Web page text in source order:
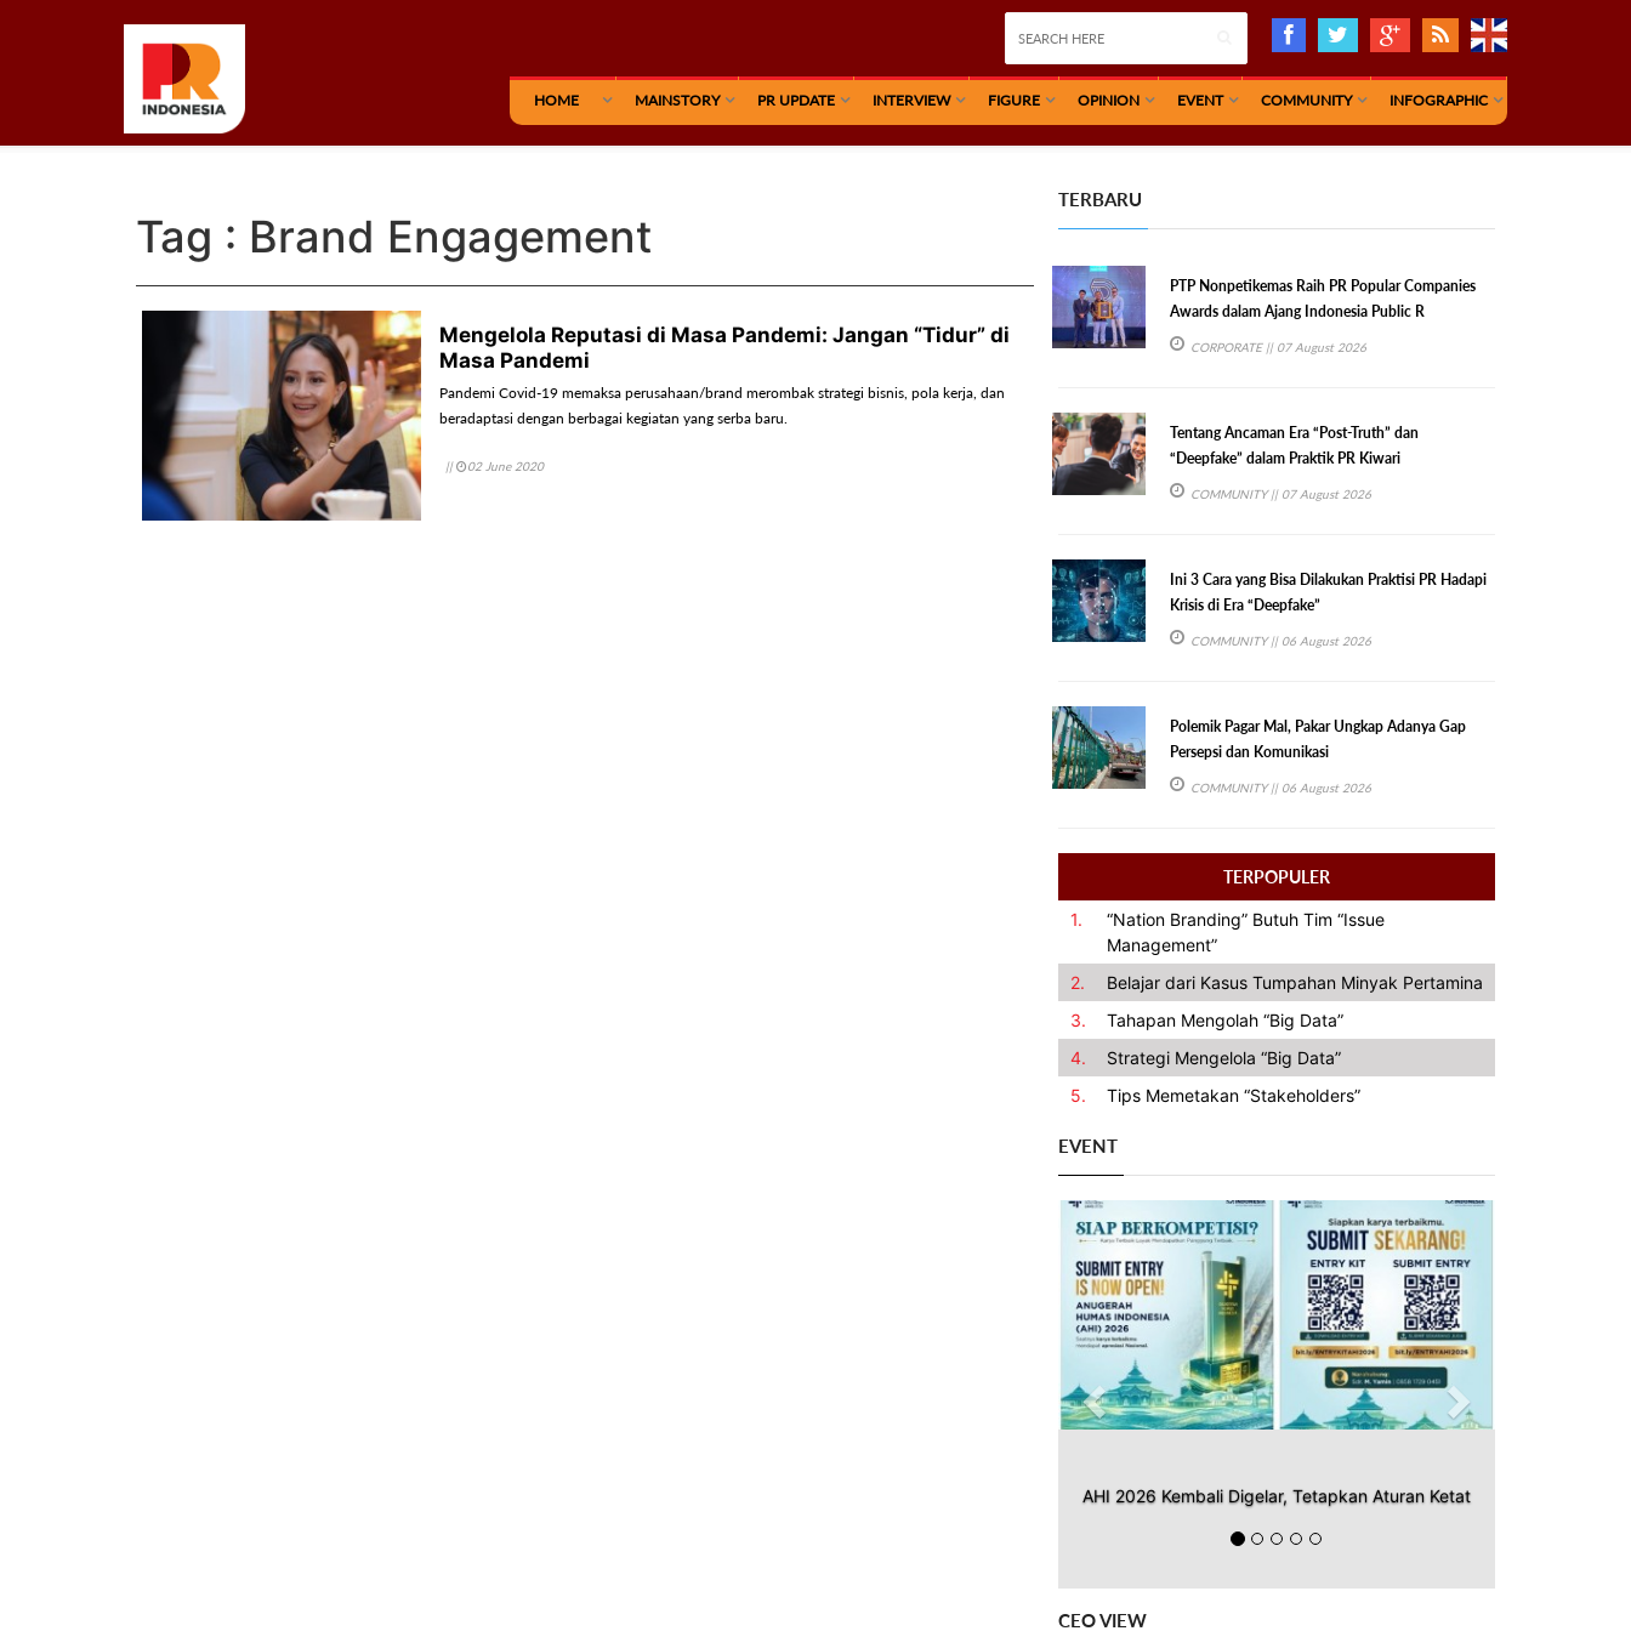
HOME MAINSTORY PR UPDATE INTERVIEW FIGURE OPINION EVENT COMMUNITY INFOGRAPHIC
Tag : Brand Engagement
Mengelola Reputasi di Masa Pandemi: Jangan “Tidur” di
Masa Pandemi
Pandemi Covid-19 memaksa perusahaan/brand merombak strategi bisnis, pola kerja, dan
beradaptasi dengan berbagai kegiatan yang serba baru.
|| 02 June 2020
TERBARU
PTP Nonpetikemas Raih PR Popular Companies
Awards dalam Ajang Indonesia Public R
CORPORATE|| 07 August 2026
Tentang Ancaman Era “Post-Truth” dan
“Deepfake” dalam Praktik PR Kiwari
COMMUNITY|| 07 August 2026
Ini 3 Cara yang Bisa Dilakukan Praktisi PR Hadapi
Krisis di Era “Deepfake”
COMMUNITY|| 06 August 2026
Polemik Pagar Mal, Pakar Ungkap Adanya Gap
Persepsi dan Komunikasi
COMMUNITY|| 06 August 2026
TERPOPULER
1.
“Nation Branding” Butuh Tim “Issue
Management”
2.
Belajar dari Kasus Tumpahan Minyak Pertamina
3.
Tahapan Mengolah “Big Data”
4.
Strategi Mengelola “Big Data”
5.
Tips Memetakan “Stakeholders”
EVENT
AHI 2026 Kembali Digelar, Tetapkan Aturan Ketat
Previous Next
CEO VIEW